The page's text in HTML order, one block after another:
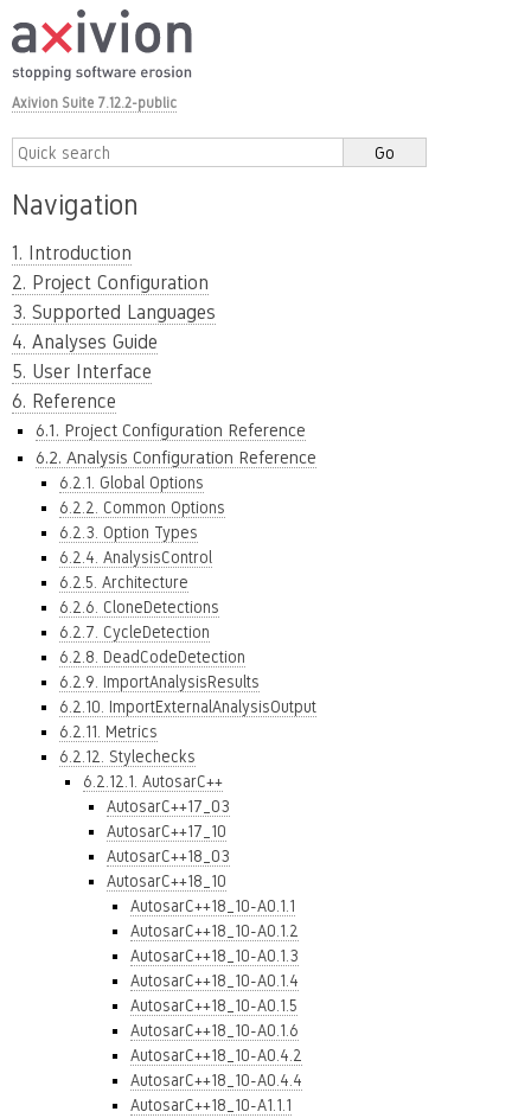
Axivion Suite 7.12.2-public
Navigation
1. Introduction
2. Project Configuration
3. Supported Languages
4. Analyses Guide
5. User Interface
6. Reference
6.1. Project Configuration Reference
6.2. Analysis Configuration Reference
6.2.1. Global Options
6.2.2. Common Options
6.2.3. Option Types
6.2.4. AnalysisControl
6.2.5. Architecture
6.2.6. CloneDetections
6.2.7. CycleDetection
6.2.8. DeadCodeDetection
6.2.9. ImportAnalysisResults
6.2.10. ImportExternalAnalysisOutput
6.2.11. Metrics
6.2.12. Stylechecks
6.2.12.1. AutosarC++
AutosarC++17_03
AutosarC++17_10
AutosarC++18_03
AutosarC++18_10
AutosarC++18_10-A0.1.1
AutosarC++18_10-A0.1.2
AutosarC++18_10-A0.1.3
AutosarC++18_10-A0.1.4
AutosarC++18_10-A0.1.5
AutosarC++18_10-A0.1.6
AutosarC++18_10-A0.4.2
AutosarC++18_10-A0.4.4
AutosarC++18_10-A1.1.1